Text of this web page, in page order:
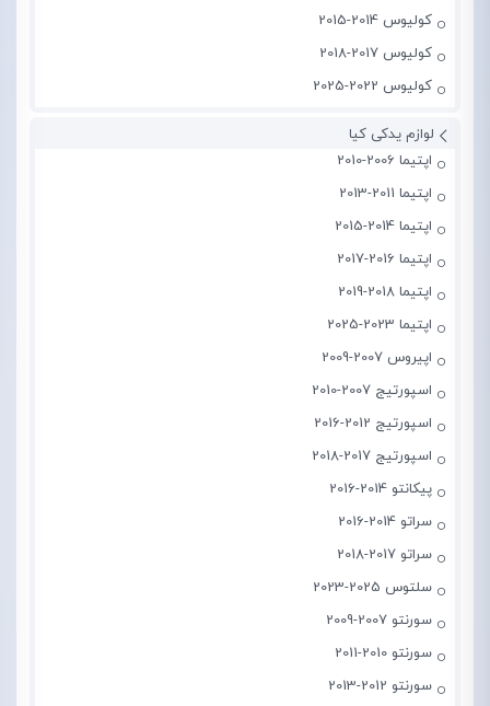
کولیوس 2014-2015
کولیوس 2017-2018
کولیوس 2022-2025
لوازم یدکی کیا
اپتیما 2006-2010
اپتیما 2011-2013
اپتیما 2014-2015
اپتیما 2016-2017
اپتیما 2018-2019
اپتیما 2023-2025
اپیروس 2007-2009
اسپورتیج 2007-2010
اسپورتیج 2012-2016
اسپورتیج 2017-2018
پیکانتو 2014-2016
سراتو 2014-2016
سراتو 2017-2018
سلتوس 2025-2023
سورنتو 2007-2009
سورنتو 2010-2011
سورنتو 2012-2013